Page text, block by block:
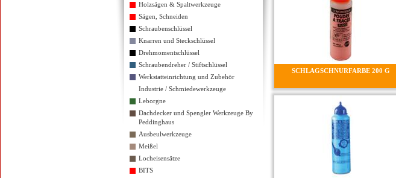
Holzsägen & Spaltwerkzeuge
Sägen, Schneiden
Schraubenschlüssel
Knarren und Steckschlüssel
Drehmomentschlüssel
Schraubendreher / Stiftschlüssel
Werkstatteinrichtung und Zubehör
Industrie / Schmiedewerkzeuge
Leborgne
Dachdecker und Spengler Werkzeuge By
Peddinghaus
Ausbeulwerkzeuge
Meißel
Locheisensätze
BITS
SCHLAGSCHNURFARBE 200 G